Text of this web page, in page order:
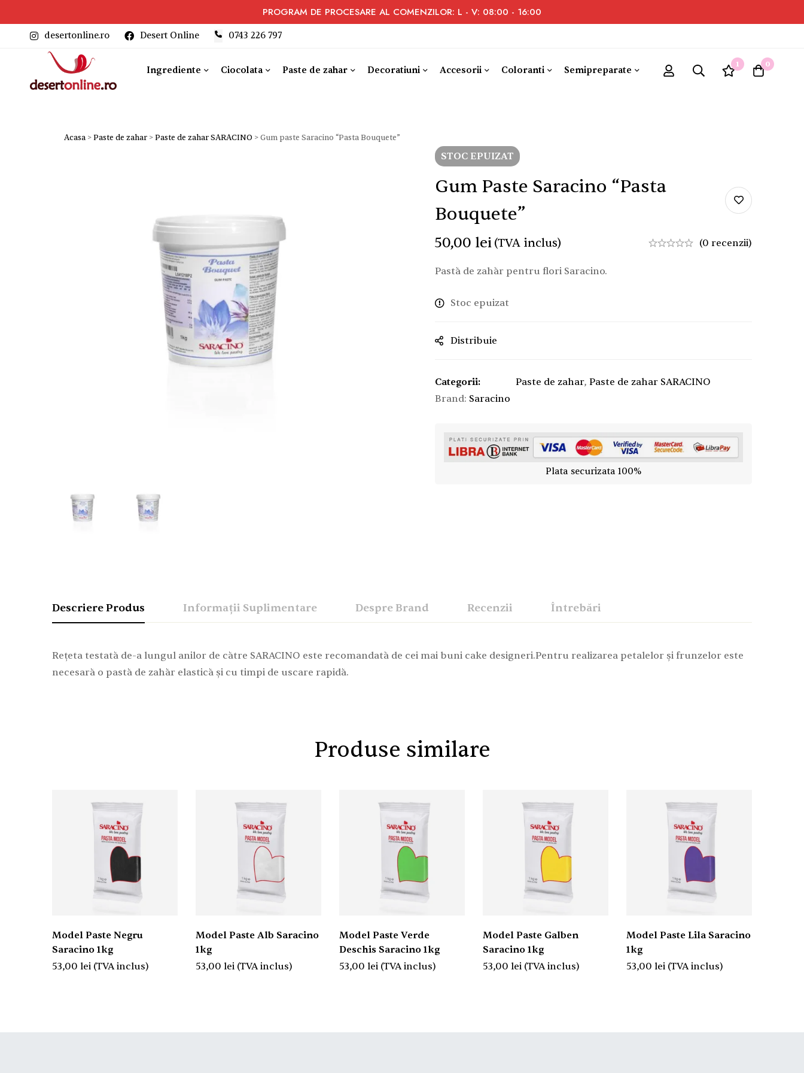
PROGRAM DE PROCESARE AL COMENZILOR: L - V: 08:00 - 16:00
desertonline.ro Desert Online ‎0743 226 797
Ingrediente Ciocolata Paste de zahar Decoratiuni Accesorii Coloranti Semipreparate
1 0
Acasa >Paste de zahar >Paste de zahar SARACINO >Gum paste Saracino “Pasta Bouquete”
STOC EPUIZAT
Gum Paste Saracino “Pasta
Bouquete”
50,00 lei (TVA inclus) (0 recenzii)
Pastă de zahăr pentru flori Saracino.
Stoc epuizat
Distribuie
Categorii: Paste de zahar, Paste de zahar SARACINO
Brand: Saracino
Plata securizata 100%
Descriere Produs Informații Suplimentare Despre Brand Recenzii Întrebări
Rețeta testată de-a lungul anilor de către SARACINO este recomandată de cei mai buni cake designeri.Pentru realizarea petalelor și frunzelor este
necesară o pastă de zahăr elastică și cu timpi de uscare rapidă.
Produse similare
Model Paste Negru
Saracino 1kg
53,00 lei (TVA inclus)
Model Paste Alb Saracino
1kg
53,00 lei (TVA inclus)
Model Paste Verde
Deschis Saracino 1kg
53,00 lei (TVA inclus)
Model Paste Galben
Saracino 1kg
53,00 lei (TVA inclus)
Model Paste Lila Saracino
1kg
53,00 lei (TVA inclus)